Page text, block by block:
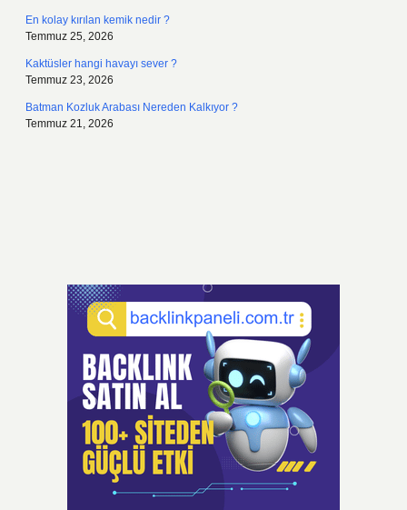
En kolay kırılan kemik nedir ?
Temmuz 25, 2026
Kaktüsler hangi havayı sever ?
Temmuz 23, 2026
Batman Kozluk Arabası Nereden Kalkıyor ?
Temmuz 21, 2026